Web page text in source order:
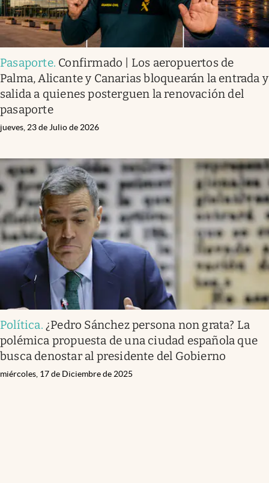
Pasaporte. Confirmado | Los aeropuertos de
Palma, Alicante y Canarias bloquearán la entrada y
salida a quienes posterguen la renovación del
pasaporte
jueves, 23 de Julio de 2026
Política. ¿Pedro Sánchez persona non grata? La
polémica propuesta de una ciudad española que
busca denostar al presidente del Gobierno
miércoles, 17 de Diciembre de 2025